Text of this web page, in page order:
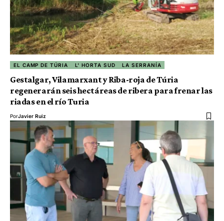
EL CAMP DE TÚRIA L' HORTA SUD LA SERRANÍA
Gestalgar, Vilamarxant y Riba-roja de Túria
regenerarán seis hectáreas de ribera para frenar las
riadas en el río Turia
PorJavier Ruiz